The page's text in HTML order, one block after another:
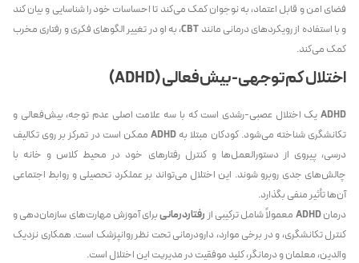
فضای امن و قابل اعتماد، به نوجوان کمک می‌کند تا احساسات خود را شناسایی و بیان کند
و با استفاده از رویکردهای درمانی مانند CBT، به او در تغییر الگوهای فکری و رفتاری مخرب
کمک می‌کند.
اختلال کم‌توجهی-بیش‌فعالی (ADHD)
ADHD یک اختلال عصبی-رشدی است که با سه علامت اصلی عدم توجه، بیش‌فعالی و
تکانشگری شناخته می‌شود. کودکان مبتلا به ADHDممکن است در تمرکز بر روی تکالیف
درسی، پیروی از دستورالعمل‌ها و کنترل رفتارهای خود در محیط کلاس و خانه با
چالش‌های جدی روبرو شوند. این اختلال می‌تواند بر عملکرد تحصیلی و روابط اجتماعی
آن‌ها تأثیر منفی بگذارد.
درمانADHD معمولاً شامل ترکیبی از رفتاردرمانیبرای آموزش مهارت‌های سازمان‌دهی و
کنترل تکانشگری، و در برخی موارد، دارودرمانی تحت نظر روانپزشک است. همکاری نزدیک
والدین، معلمان و درمانگر، کلید موفقیت در مدیریت این اختلال است.